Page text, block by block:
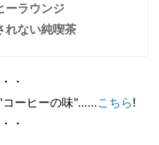
ラウンジ
ない純喫茶
・
コーヒーの味"……こちら!
・